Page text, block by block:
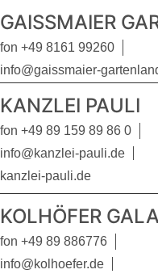
GAISSMAIER
fon +49 8161 99260
info@gaissmaier-
KANZLEI PAULI
fon +49 89 159 89 86 0
info@kanzlei-pauli.de
kanzlei-pauli.de
KOLHÖFER
fon +49 89 886776
info@kolhoefer.de